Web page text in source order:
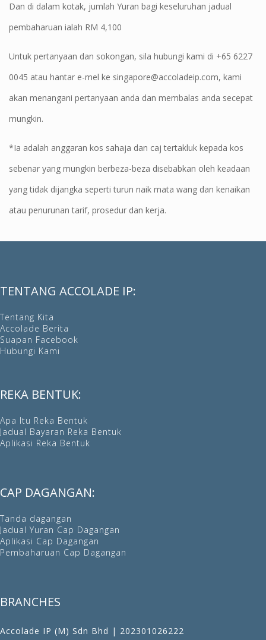
Dan di dalam kotak, jumlah Yuran bagi keseluruhan jadual
pembaharuan ialah RM 4,100
Untuk pertanyaan dan sokongan, sila hubungi kami di +65 6227
0045 atau hantar e-mel ke singapore@accoladeip.com, kami
akan menangani pertanyaan anda dan membalas anda secepat
mungkin.
*Ia adalah anggaran kos sahaja dan caj tertakluk kepada kos
sebenar yang mungkin berbeza-beza disebabkan oleh keadaan
yang tidak dijangka seperti turun naik mata wang dan kenaikan
atau penurunan tarif, prosedur dan kerja.
TENTANG ACCOLADE IP:
Tentang Kita
Accolade Berita
Suapan Facebook
Hubungi Kami
REKA BENTUK:
Apa Itu Reka Bentuk
Jadual Bayaran Reka Bentuk
Aplikasi Reka Bentuk
CAP DAGANGAN:
Tanda dagangan
Jadual Yuran Cap Dagangan
Aplikasi Cap Dagangan
Pembaharuan Cap Dagangan
BRANCHES
Accolade IP (M) Sdn Bhd | 202301026222